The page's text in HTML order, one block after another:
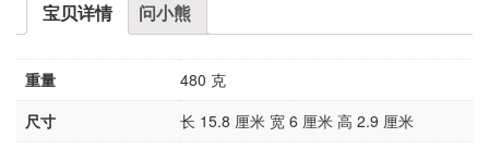
宝贝详情 问小熊
重量
480 克
尺寸
长 15.8 厘米 宽 6 厘米 高 2.9 厘米